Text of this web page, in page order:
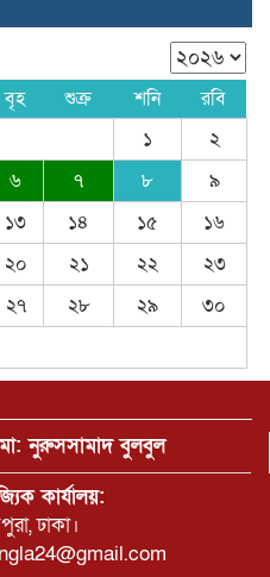
স্কুল সেনসিটাইজেশন প্রোগ্রাম
সালমান খান
ঘুষের লেনদেন
বিচার হওয়া উচিত-
সালাহউদ্দিন আহমদ
দিবস উপলক্ষে বিশেষ ট্রাফিক
ঢাকা মেট্রোপলিটন পুলিশ
বৃহ শুক্র শনি
রবি
১
২
৬ ৭ ৮
৯
১৩ ১৪ ১৫
১৬
২০ ২১ ২২
২৩
২৭ ২৮ ২৯
৩০
নুরুসসামাদ বুলবুল
কার্যালয়:
ঢাকা।